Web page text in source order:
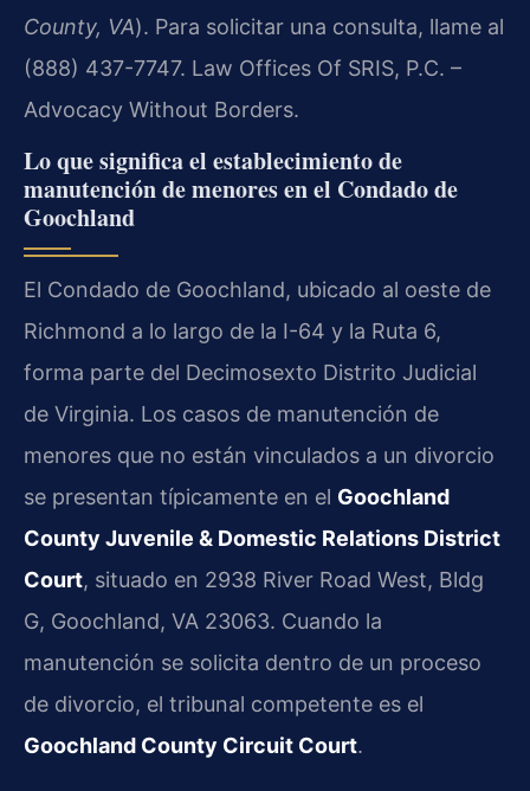
County, VA). Para solicitar una consulta, llame al
(888) 437-7747. Law Offices Of SRIS, P.C. –
Advocacy Without Borders.
Lo que significa el establecimiento de
manutención de menores en el Condado de
Goochland
El Condado de Goochland, ubicado al oeste de
Richmond a lo largo de la I-64 y la Ruta 6,
forma parte del Decimosexto Distrito Judicial
de Virginia. Los casos de manutención de
menores que no están vinculados a un divorcio
se presentan típicamente en el Goochland
County Juvenile & Domestic Relations District
Court, situado en 2938 River Road West, Bldg
G, Goochland, VA 23063. Cuando la
manutención se solicita dentro de un proceso
de divorcio, el tribunal competente es el
Goochland County Circuit Court.